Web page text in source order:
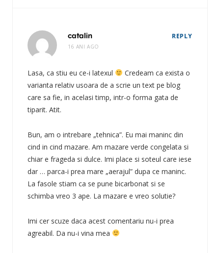
catalin
16 ANI AGO
REPLY
Lasa, ca stiu eu ce-i latexul
Credeam ca exista o
varianta relativ usoara de a scrie un text pe blog
care sa fie, in acelasi timp, intr-o forma gata de
tiparit. Atit.
Bun, am o intrebare „tehnica”. Eu mai maninc din
cind in cind mazare. Am mazare verde congelata si
chiar e frageda si dulce. Imi place si soteul care iese
dar … parca-i prea mare „aerajul” dupa ce maninc.
La fasole stiam ca se pune bicarbonat si se
schimba vreo 3 ape. La mazare e vreo solutie?
Imi cer scuze daca acest comentariu nu-i prea
agreabil. Da nu-i vina mea